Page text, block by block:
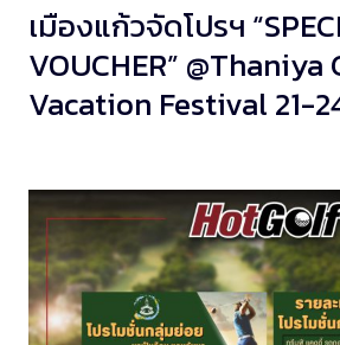
เมืองแก้วจัดโปรฯ
VOUCHER” @Thaniya
Vacation Festival 21-